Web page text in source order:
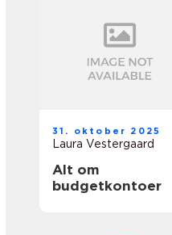
31. oktober 2025
Laura Vestergaard
Alt om
budgetkontoer